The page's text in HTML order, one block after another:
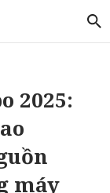
2025:
máy